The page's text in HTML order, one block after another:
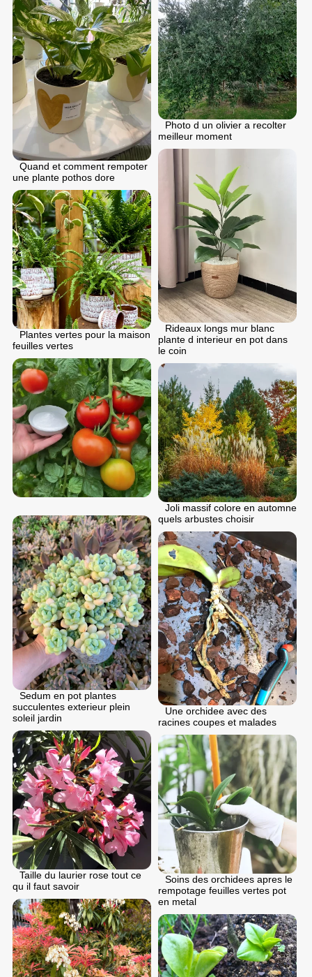
Photo d un olivier a recolter
meilleur moment
Quand et comment rempoter
une plante pothos dore
Rideaux longs mur blanc
plante d interieur en pot dans
le coin
Plantes vertes pour la maison
feuilles vertes
Joli massif colore en automne
quels arbustes choisir
Sedum en pot plantes
succulentes exterieur plein
soleil jardin
Une orchidee avec des
racines coupes et malades
Taille du laurier rose tout ce
qu il faut savoir
Soins des orchidees apres le
rempotage feuilles vertes pot
en metal